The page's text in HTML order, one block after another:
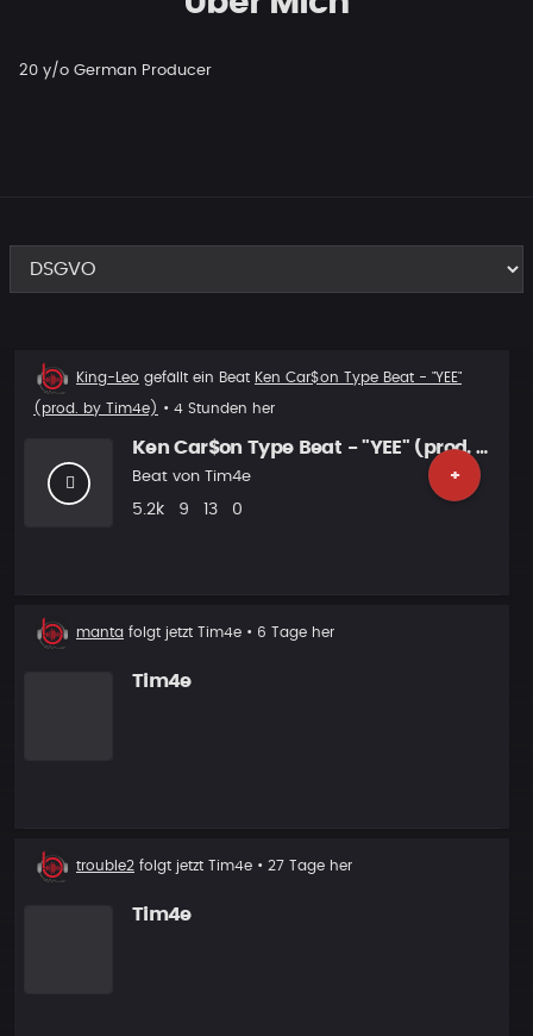
20 y/o German Producer
Beat
liked
King-Leo gefällt ein Beat Ken Car$on Type Beat - "YEE"
(prod. by Tim4e) • 4 Stunden her
Ken Car$on Type Beat - "YEE" (prod. by Tim4e)
+
Beat von Tim4e
Plays
5.2k Likes
9 Vorgeschlagen
13 Kommentare
0
manta folgt jetzt Tim4e • 6 Tage her
Tim4e
Neuer
trouble2 folgt jetzt Tim4e • 27 Tage her
Tim4e